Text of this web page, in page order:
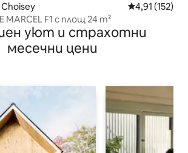
Средна
4,91 (152)
F1 с площ 24 m²
уют и страхотни
месечни цени